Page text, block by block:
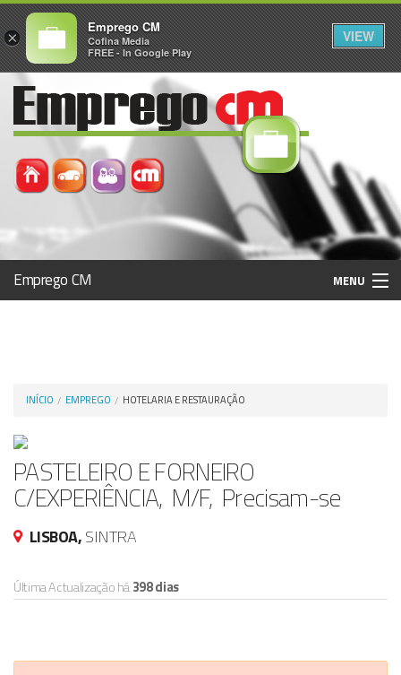
Emprego CM MENU
INÍCIO EMPREGO HOTELARIA E RESTAURAÇÃO
PASTELEIRO E FORNEIRO
C/EXPERIÊNCIA, M/F, Precisam-se
LISBOA,SINTRA
Última Actualização há398 dias
×
Emprego CM
Cofina Media
FREE - In Google Play
VIEW